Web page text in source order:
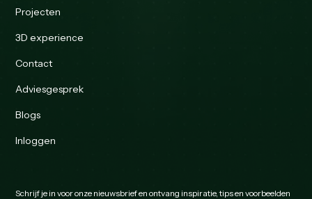
Projecten
3D experience
Contact
Adviesgesprek
Blogs
Inloggen
Schrijf je in voor onze nieuwsbrief en ontvang inspiratie, tips en voorbeelden